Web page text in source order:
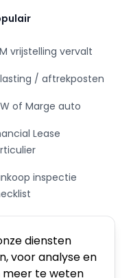
diensten
voor analyse en
meer te weten
een elektrisch
af, en
boete overstapt
jou schikt.
is... het maakt
vrijstelling vervalt
/ aftrekposten
of Marge auto
Lease
inspectie
Leasen,
of Kopen?